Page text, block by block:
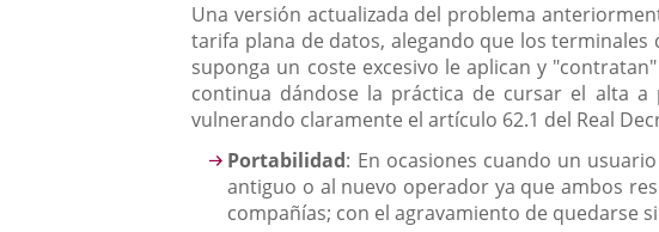
Una versión actualizada del problema
tarifa plana de datos, alegando que los
suponga un coste excesivo le aplican y
continua dándose la práctica de cursar el alta
vulnerando claramente el artículo 62.1 del Real
Portabilidad: En ocasiones cuando un
antiguo o al nuevo operador ya que ambos
compañías; con el agravamiento de quedarse